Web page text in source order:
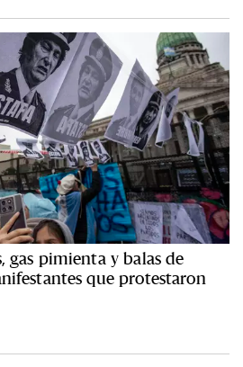
gas pimienta y balas de
que protestaron